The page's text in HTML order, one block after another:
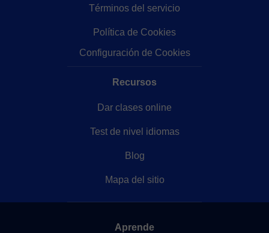
Términos del servicio
Política de Cookies
Configuración de Cookies
Recursos
Dar clases online
Test de nivel idiomas
Blog
Mapa del sitio
Aprende